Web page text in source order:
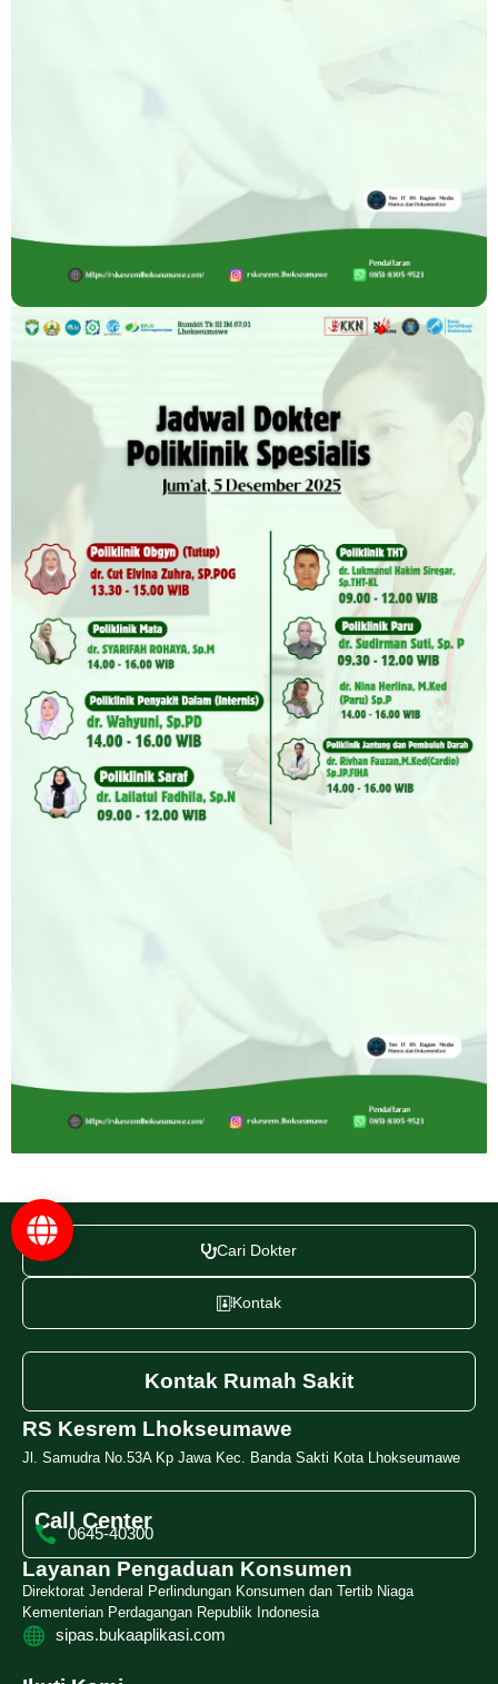
Cari Dokter
Kontak
Kontak Rumah Sakit
RS Kesrem Lhokseumawe
Jl. Samudra No.53A Kp Jawa Kec. Banda Sakti Kota Lhokseumawe
Call Center
0645-40300
Layanan Pengaduan Konsumen
Direktorat Jenderal Perlindungan Konsumen dan Tertib Niaga
Kementerian Perdagangan Republik Indonesia
sipas.bukaaplikasi.com